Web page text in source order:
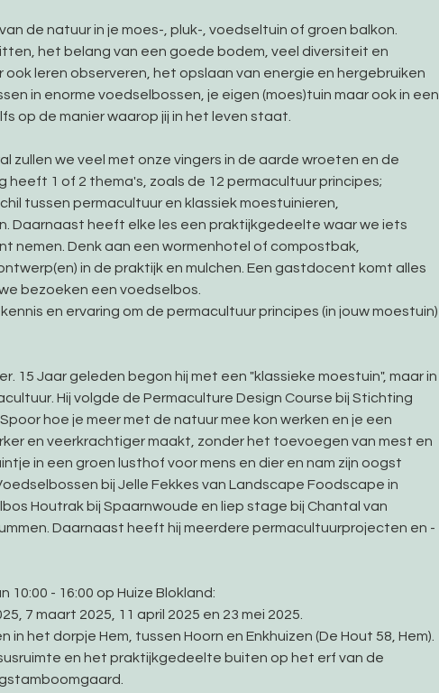
de natuur in je moes-, pluk-, voedseltuin of groen balkon.
het belang van een goede bodem, veel diversiteit en
leren observeren, het opslaan van energie en hergebruiken
in enorme voedselbossen, je eigen (moes)tuin maar ook in een
op de manier waarop jij in het leven staat.
zullen we veel met onze vingers in de aarde wroeten en de
heeft 1 of 2 thema's, zoals de 12 permacultuur principes;
tussen permacultuur en klassiek moestuinieren,
Daarnaast heeft elke les een praktijkgedeelte waar we iets
nemen. Denk aan een wormenhotel of compostbak,
in de praktijk en mulchen. Een gastdocent komt alles
bezoeken een voedselbos.
en ervaring om de permacultuur principes (in jouw moestuin)
15 Jaar geleden begon hij met een "klassieke moestuin", maar in
Hij volgde de Permaculture Design Course bij Stichting
hoe je meer met de natuur mee kon werken en je een
en veerkrachtiger maakt, zonder het toevoegen van mest en
in een groen lusthof voor mens en dier en nam zijn oogst
bij Jelle Fekkes van Landscape Foodscape in
Houtrak bij Spaarnwoude en liep stage bij Chantal van
Daarnaast heeft hij meerdere permacultuurprojecten en -
10:00 - 16:00 op Huize Blokland:
7 maart 2025, 11 april 2025 en 23 mei 2025.
het dorpje Hem, tussen Hoorn en Enkhuizen (De Hout 58, Hem).
en het praktijkgedeelte buiten op het erf van de